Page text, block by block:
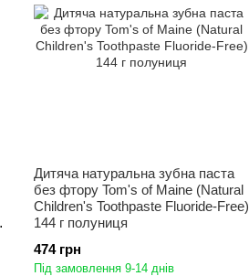
Дитяча натуральна зубна паста
без фтору Tom's of Maine (Natural
Children's Toothpaste Fluoride-Free)
144 г полуниця
474 грн
Під замовлення 9-14 днів